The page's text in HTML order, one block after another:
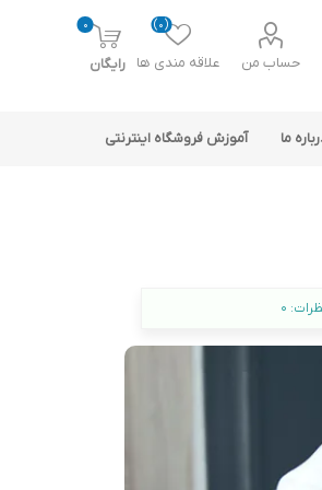
حساب من علاقه مندی ها
(0)
0
رایگان
با نرم افزار
ما آموزش فروشگاه اینترنتی
0